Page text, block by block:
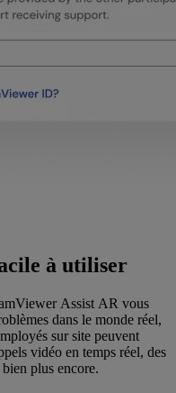
à utiliser
Assist AR vous
dans le monde réel,
sur site peuvent
vidéo en temps réel, des
plus encore.